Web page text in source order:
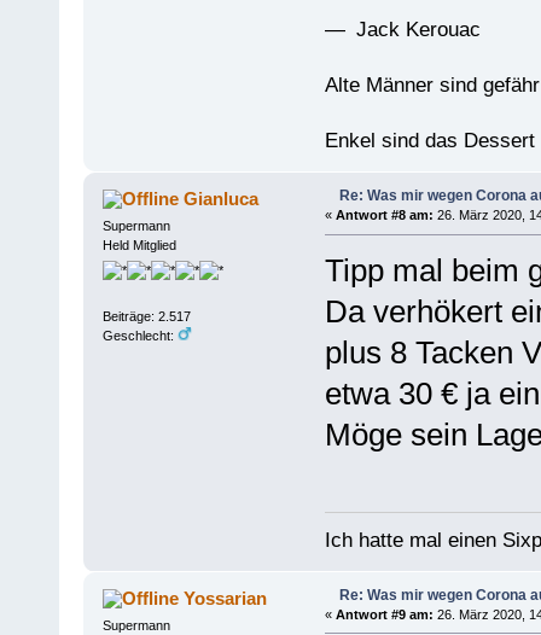
— Jack Kerouac
Alte Männer sind
Enkel sind das
Gianluca
Supermann
Held Mitglied
Beiträge: 2.517
Geschlecht:
Re: Was mir wegen Corona
« Antwort #8 am: 26. März 2020,
Tipp mal beim
Da verhökert
plus 8 Tacken
etwa 30 € ja
Möge sein
Ich hatte mal einen
Yossarian
Supermann
Re: Was mir wegen Corona
« Antwort #9 am: 26. März 2020,